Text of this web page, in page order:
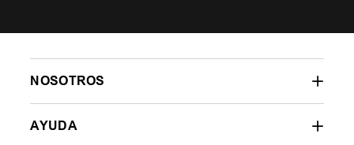
NOSOTROS
AYUDA